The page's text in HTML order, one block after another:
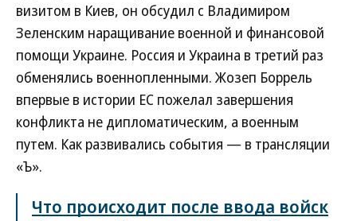
визитом в Киев, он обсудил с Владимиром
Зеленским наращивание военной и финансовой
помощи Украине. Россия и Украина в третий раз
обменялись военнопленными. Жозеп Боррель
впервые в истории ЕС пожелал завершения
конфликта не дипломатическим, а военным
путем. Как развивались события — в трансляции
«Ъ».
Что происходит после ввода войск